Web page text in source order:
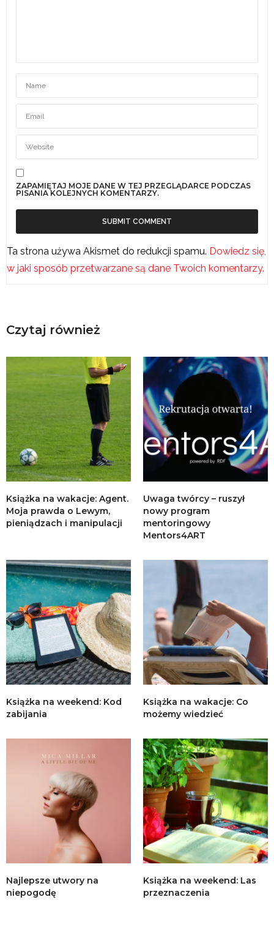
ZAPAMIĘTAJ MOJE DANE W TEJ PRZEGLĄDARCE PODCZAS
PISANIA KOLEJNYCH KOMENTARZY.
Ta strona używa Akismet do redukcji spamu. Dowiedz się,
w jaki sposób przetwarzane są dane Twoich komentarzy.
Czytaj również
Książka na wakacje: Agent.
Moja prawda o Lewym,
pieniądzach i manipulacji
Uwaga twórcy – ruszył
nowy program
mentoringowy
Mentors4ART
Książka na weekend: Kod
zabijania
Książka na wakacje: Co
możemy wiedzieć
Najlepsze utwory na
niepogodę
Książka na weekend: Las
przeznaczenia